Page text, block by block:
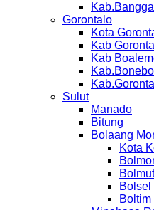
Gorontalo
Kota
Kab
Kab
Sulut
Manado
Bitung
Bolaang
Kota
Bolmut
Bolsel
Boltim